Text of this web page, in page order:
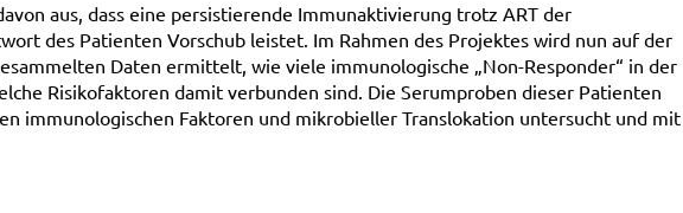
aus, dass eine persistierende Immunaktivierung trotz ART der
des Patienten Vorschub leistet. Im Rahmen des Projektes wird nun auf der
Daten ermittelt, wie viele immunologische „Non-Responder“ in der
Risikofaktoren damit verbunden sind. Die Serumproben dieser Patienten
immunologischen Faktoren und mikrobieller Translokation untersucht und mit